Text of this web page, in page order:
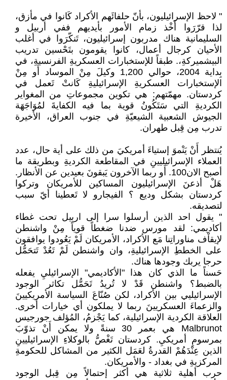
" لاحظ الإسرائيليون، بأنّ حلفائَهم الأكراد كَانوا في مأزق،
لذا قرّرَوا أَخْذ زمام الأمور بأيديهم ففي أربيل و
السليمانية هناك مدربون إسرائيليون، تَنكّرَوا في أغلب
الأحيان كرجال أعمال، كانوا يقومون بتَحْسين تدريب
البيشميركةِ،. طبقاً للإستخبارات العسكريةِ الفرنسيةِ، في
بِداية 2004، حوالي 1,200 وكيلَ مِنْ الموساد أَو مِنْ
الإستخبارات العسكريةِ الإسرائيليةِ كَانتْ تَعمل في
كردستان. مهمّتهم: هي تكوين مجموعاتِ من المغواير
الكرديةِ التي سَتَكُونُ قوية بما فيه الكفايةَ لمُوَاجَهَة
الجيوش الشعبية الشيعيّةِ في جنوب العراق، الأخيرة
تدرب مِن قِبل طهران.
يُنتظر أَنْ يَنْموَ إستياءَ أمريكيَ من ذلك على أية حال، عدد
العملاء الإسرائيليينِ في المقاطعة الكرديةِ وبطريقة ما
أصبح الان100. أَو ربما الآخرون يَبقونَ بعيدين عن الأنظار.
هَلْ أذعنَ الإسرائيليون المساكين للأمريكان وتركوا
كردستان بشكل وديع ؟ الفيجارو لا تَعطينا أيّ سبب
لتصديقه.
" يقول احد الذين أرسلوا سرا إلى اربيل تحت غطاء
أكاديمي: لقد مورس ضدنا ضغطاً قوياً مِنْ واشنطن
لإيقاْف مناوراتِنا مَع الأكراد، الأمريكان لَمْ يَعُودوا يوافقون
على الخططِ الإسرائيليةِ، وان واشنطن لَمْ تَعُدْ تَتحَمُّل
حرجا يربك وجودها هناك.
حَسناً ما الذي كان هذا "الأكاديمي" الإسرائيليِ يفعله
بالضبط؟ واشنطن قَدْ لا تُريدُ تَحَمُّل تكاثر الوجود
الإسرائيليي بين الأكراد، لكن صُنّاعَ السياسة الأمريكيينَ
والزعماءَ العسكريينَ ربما لا يملكون أي خيارات أخرى.
العلاقة الكردية الإسرائيلية، كما يَجْزمُ، المُؤلف جورجيس
Malbrunot هي بعمر 30 سنةً ولا يمكن أَنْ تذوّبَ
بمرسومِ أمريكيِ. كردستان تَغْصُّ بالوكلاءِ الإسرائيليينِ
الذين عِنْدَهُمْ القدرةُ لعَمَل الكثير من المشاكل للحكومةِ
المركزيةِ في بغداد - والأمريكان.
حرب أهلية ثلاثية هي أكثر إحتمالاً مِن قِبل الوجود